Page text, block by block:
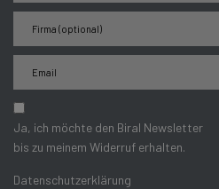
Ja, ich möchte den Biral Newsletter
bis zu meinem Widerruf erhalten.
Datenschutzerklärung